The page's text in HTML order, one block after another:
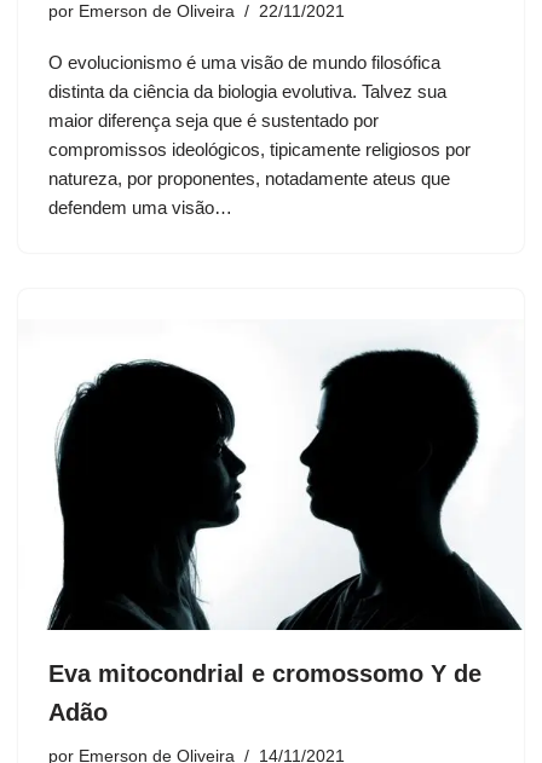
por Emerson de Oliveira 22/11/2021
O evolucionismo é uma visão de mundo filosófica
distinta da ciência da biologia evolutiva. Talvez sua
maior diferença seja que é sustentado por
compromissos ideológicos, tipicamente religiosos por
natureza, por proponentes, notadamente ateus que
defendem uma visão…
Eva mitocondrial e cromossomo Y de
Adão
por Emerson de Oliveira 14/11/2021